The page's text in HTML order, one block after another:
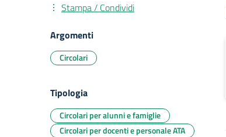
Stampa / Condividi
Argomenti
Circolari
Tipologia
Circolari per alunni e famiglie
Circolari per docenti e personale ATA